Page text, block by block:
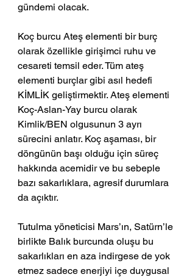
gündemi olacak.
Koç burcu Ateş elementi bir burç
olarak özellikle girişimci ruhu ve
cesareti temsil eder. Tüm ateş
elementi burçlar gibi asıl hedefi
KİMLİK geliştirmektir. Ateş elementi
Koç-Aslan-Yay burcu olarak
Kimlik/BEN olgusunun 3 ayrı
sürecini anlatır. Koç aşaması, bir
döngünün başı olduğu için süreç
hakkında acemidir ve bu sebeple
bazı sakarlıklara, agresif durumlara
da açıktır.
Tutulma yöneticisi Mars’ın, Satürn’le
birlikte Balık burcunda oluşu bu
sakarlıkları en aza indirgese de yok
etmez sadece enerjiyi içe duygusal